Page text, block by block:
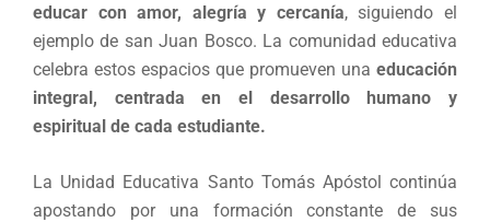
educar con amor, alegría y cercanía, siguiendo el
ejemplo de san Juan Bosco. La comunidad educativa
celebra estos espacios que promueven una educación
integral, centrada en el desarrollo humano y
espiritual de cada estudiante.
La Unidad Educativa Santo Tomás Apóstol continúa
apostando por una formación constante de sus